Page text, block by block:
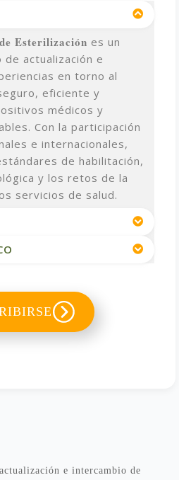
Esterilización es un
de actualización e
en torno al
eficiente y
médicos y
Con la participación
e internacionales,
de habilitación,
y los retos de la
servicios de salud.
e intercambio de